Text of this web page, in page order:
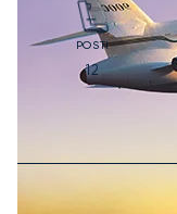
POSTI
12